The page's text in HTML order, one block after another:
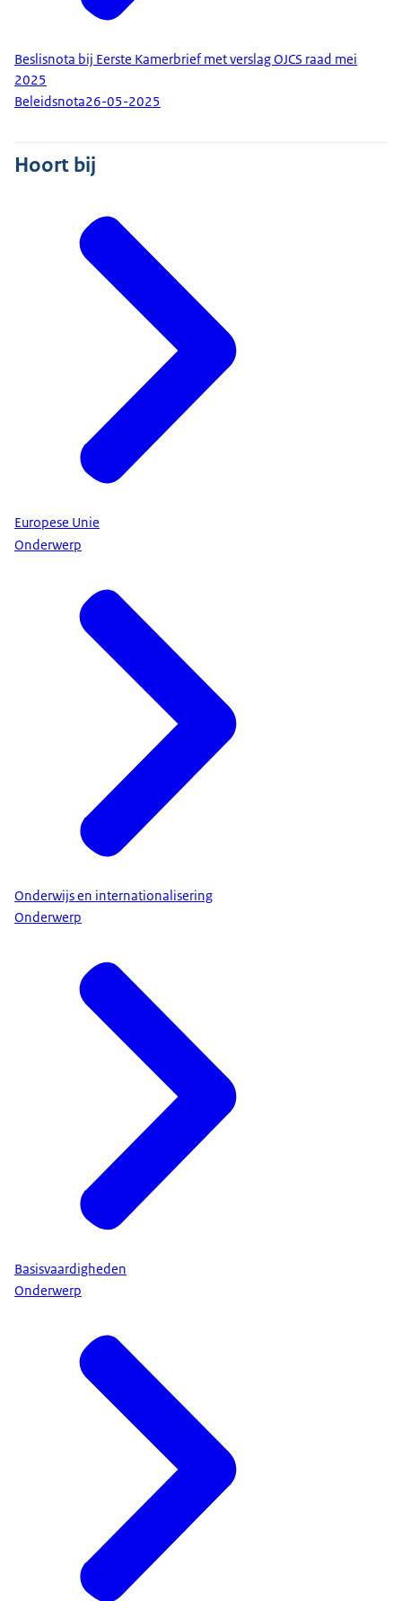
Beslisnota bij Eerste Kamerbrief met verslag OJCS raad mei
2025
Beleidsnota26-05-2025
Hoort bij
Europese Unie
Onderwerp
Onderwijs en internationalisering
Onderwerp
Basisvaardigheden
Onderwerp